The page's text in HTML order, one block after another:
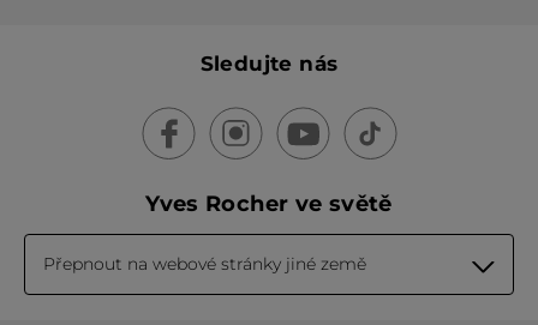
Sledujte nás
Yves Rocher ve světě
Přepnout na webové stránky jiné země